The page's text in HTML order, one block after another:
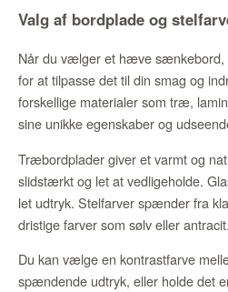
Valg af bordplade og
Når du vælger et hæve sænkebord,
for at tilpasse det til din smag og
forskellige materialer som træ,
sine unikke egenskaber og
Træbordplader giver et varmt og
slidstærkt og let at vedligeholde.
let udtryk. Stelfarver spænder fra
dristige farver som sølv eller antracit.
Du kan vælge en kontrastfarve
spændende udtryk, eller holde det